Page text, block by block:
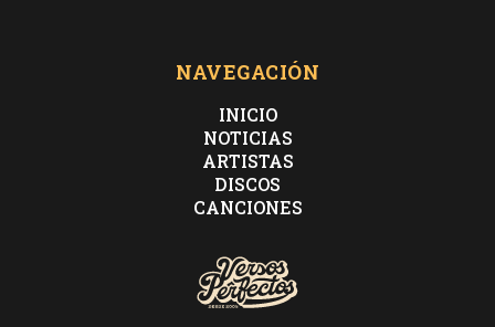
NAVEGACIÓN
INICIO
NOTICIAS
ARTISTAS
DISCOS
CANCIONES